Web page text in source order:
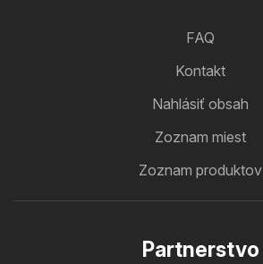
FAQ
Kontakt
Nahlásiť obsah
Zoznam miest
Zoznam produktov
Partnerstvo